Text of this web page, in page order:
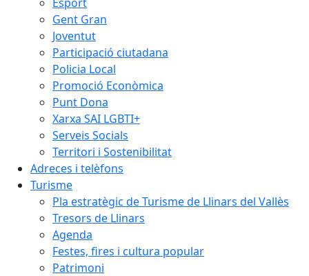
Gent Gran
Joventut
Participació ciutadana
Policia Local
Promoció Econòmica
Punt Dona
Xarxa SAI LGBTI+
Serveis Socials
Territori i Sostenibilitat
Adreces i telèfons
Turisme
Pla estratègic de Turisme de Llinars del Vallès
Tresors de Llinars
Agenda
Festes, fires i cultura popular
Patrimoni